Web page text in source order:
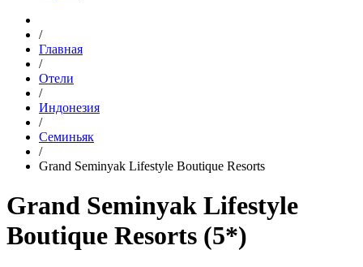
/
Главная
/
Отели
/
Индонезия
/
Семиньяк
/
Grand Seminyak Lifestyle Boutique Resorts
Grand Seminyak Lifestyle
Boutique Resorts (5*)